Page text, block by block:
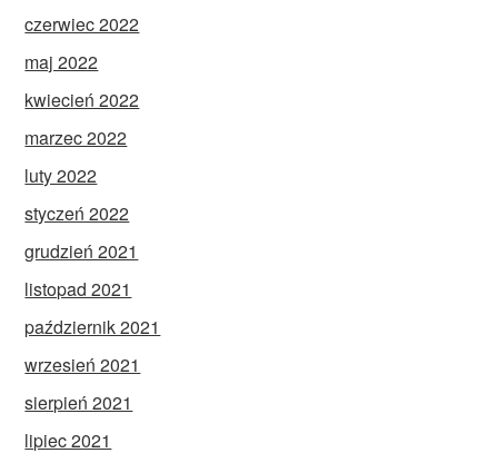
czerwiec 2022
maj 2022
kwiecień 2022
marzec 2022
luty 2022
styczeń 2022
grudzień 2021
listopad 2021
październik 2021
wrzesień 2021
sierpień 2021
lipiec 2021